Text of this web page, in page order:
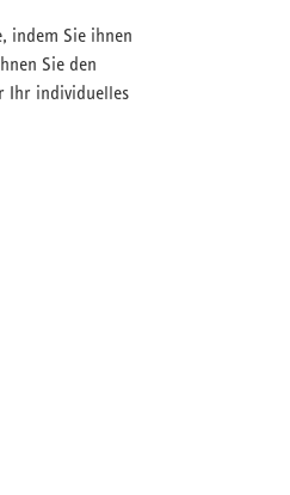
indem Sie ihnen
Sie den
Ihr individuelles